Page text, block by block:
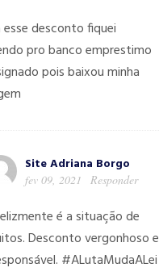
esse desconto fiquei
pro banco emprestimo
pois baixou minha
Site Adriana Borgo
fev 09, 2021 Responder
é a situação de
Desconto vergonhoso e
#ALutaMudaALei